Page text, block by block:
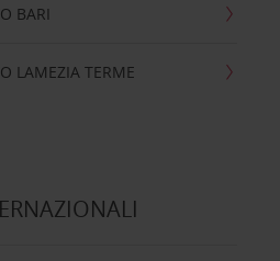
BARI
LAMEZIA TERME